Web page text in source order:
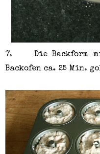
7.
Die Backform
Backofen ca. 25 Min.